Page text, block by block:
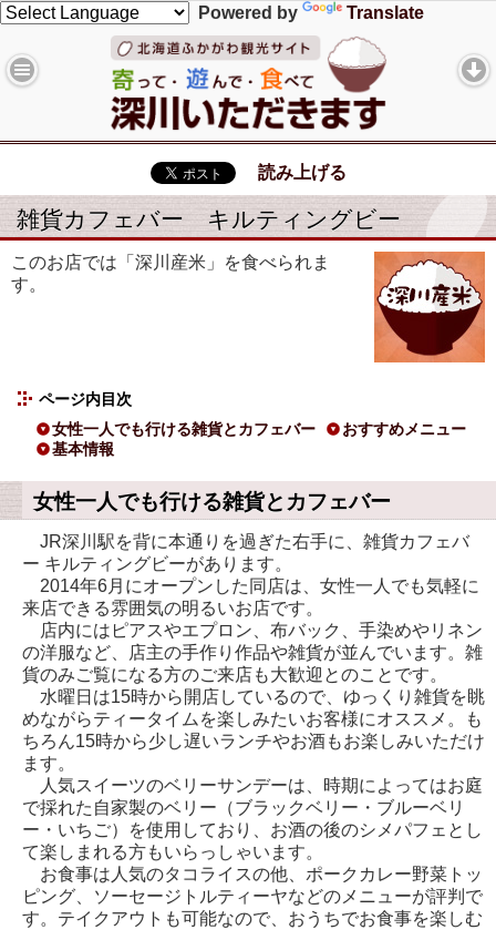
Powered by Translate
読み上げる
雑貨カフェバー キルティングビー
このお店では「深川産米」を食べられま
す。
ページ内目次
女性一人でも行ける雑貨とカフェバー
おすすめメニュー
基本情報
女性一人でも行ける雑貨とカフェバー
JR深川駅を背に本通りを過ぎた右手に、雑貨カフェバ
ー キルティングビーがあります。
2014年6月にオープンした同店は、女性一人でも気軽に
来店できる雰囲気の明るいお店です。
店内にはピアスやエプロン、布バック、手染めやリネン
の洋服など、店主の手作り作品や雑貨が並んでいます。雑
貨のみご覧になる方のご来店も大歓迎とのことです。
水曜日は15時から開店しているので、ゆっくり雑貨を眺
めながらティータイムを楽しみたいお客様にオススメ。も
ちろん15時から少し遅いランチやお酒もお楽しみいただけ
ます。
人気スイーツのベリーサンデーは、時期によってはお庭
で採れた自家製のベリー（ブラックベリー・ブルーベリ
ー・いちご）を使用しており、お酒の後のシメパフェとし
て楽しまれる方もいらっしゃいます。
お食事は人気のタコライスの他、ポークカレー野菜トッ
ピング、ソーセージトルティーヤなどのメニューが評判で
す。テイクアウトも可能なので、おうちでお食事を楽しむ